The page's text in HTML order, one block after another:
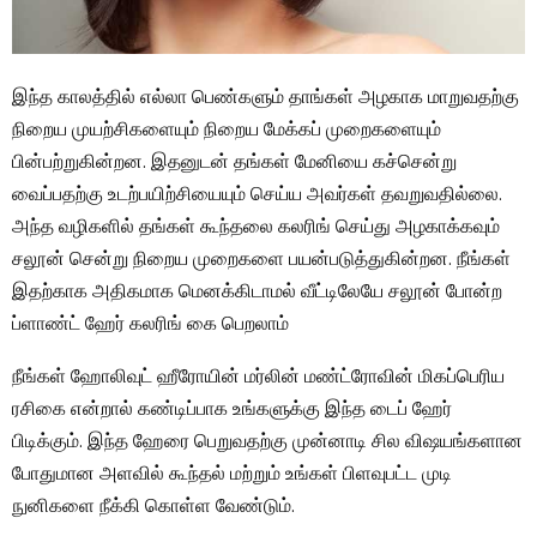
இந்த காலத்தில் எல்லா பெண்களும் தாங்கள் அழகாக மாறுவதற்கு
நிறைய முயற்சிகளையும் நிறைய மேக்கப் முறைகளையும்
பின்பற்றுகின்றன. இதனுடன் தங்கள் மேனியை கச்சென்று
வைப்பதற்கு உடற்பயிற்சியையும் செய்ய அவர்கள் தவறுவதில்லை.
அந்த வழிகளில் தங்கள் கூந்தலை கலரிங் செய்து அழகாக்கவும்
சலூன் சென்று நிறைய முறைகளை பயன்படுத்துகின்றன. நீங்கள்
இதற்காக அதிகமாக மெனக்கிடாமல் வீட்டிலேயே சலூன் போன்ற
ப்ளாண்ட் ஹேர் கலரிங் கை பெறலாம்
நீங்கள் ஹோலிவுட் ஹீரோயின் மர்லின் மண்ட்ரோவின் மிகப்பெரிய
ரசிகை என்றால் கண்டிப்பாக உங்களுக்கு இந்த டைப் ஹேர்
பிடிக்கும். இந்த ஹேரை பெறுவதற்கு முன்னாடி சில விஷயங்களான
போதுமான அளவில் கூந்தல் மற்றும் உங்கள் பிளவுபட்ட முடி
நுனிகளை நீக்கி கொள்ள வேண்டும்.